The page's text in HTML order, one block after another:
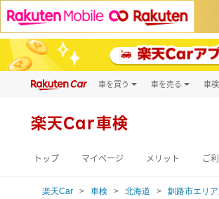
車を買う
新車
車を売る 車
楽天Car車検
トップ マイページ メリット ご
楽天Car 車検 北海道 釧路市エリ